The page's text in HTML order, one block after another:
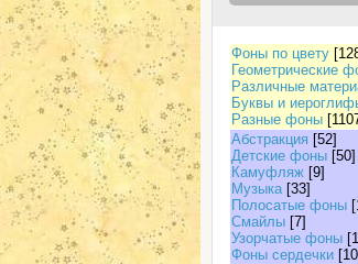
Фоны по цвету
Геометрические
Различные
Буквы и
Разные фоны
Абстракция [52]
Детские фоны [50]
Камуфляж [9]
Музыка [33]
Полосатые фоны
Смайлы [7]
Узорчатые фоны
Фоны сердечки